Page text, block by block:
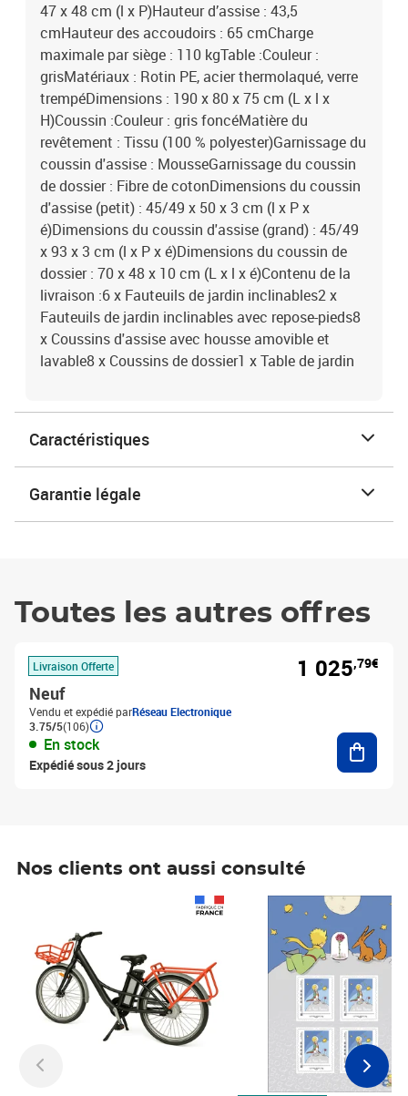
47 x 48 cm (l x P)Hauteur d’assise : 43,5
cmHauteur des accoudoirs : 65 cmCharge
maximale par siège : 110 kgTable :Couleur :
grisMatériaux : Rotin PE, acier thermolaqué, verre
trempéDimensions : 190 x 80 x 75 cm (L x l x
H)Coussin :Couleur : gris foncéMatière du
revêtement : Tissu (100 % polyester)Garnissage du
coussin d'assise : MousseGarnissage du coussin
de dossier : Fibre de cotonDimensions du coussin
d'assise (petit) : 45/49 x 50 x 3 cm (l x P x
é)Dimensions du coussin d'assise (grand) : 45/49
x 93 x 3 cm (l x P x é)Dimensions du coussin de
dossier : 70 x 48 x 10 cm (L x l x é)Contenu de la
livraison :6 x Fauteuils de jardin inclinables2 x
Fauteuils de jardin inclinables avec repose-pieds8
x Coussins d'assise avec housse amovible et
lavable8 x Coussins de dossier1 x Table de jardin
Caractéristiques
Garantie légale
Toutes les autres offres
Livraison Offerte
Neuf
Vendu et expédié parRéseau Electronique
3.75/5(106)
En stock
Expédié sous 2 jours
1 025,79€
Nos clients ont aussi consulté
Prix 7,50€